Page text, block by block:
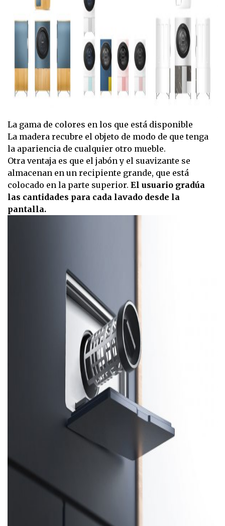
La gama de colores en los que está disponible
La madera recubre el objeto de modo de que tenga
la apariencia de cualquier otro mueble.
Otra ventaja es que el jabón y el suavizante se
almacenan en un recipiente grande, que está
colocado en la parte superior. El usuario gradúa
las cantidades para cada lavado desde la
pantalla.